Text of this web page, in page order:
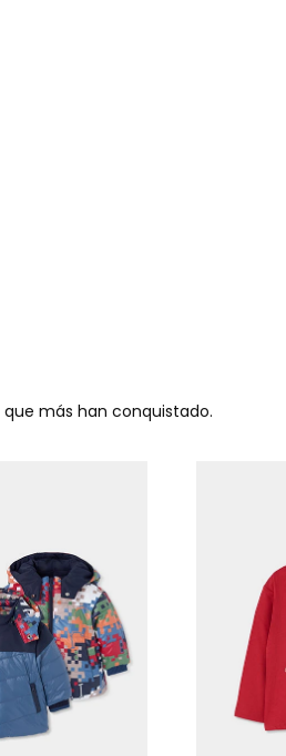
más han conquistado.